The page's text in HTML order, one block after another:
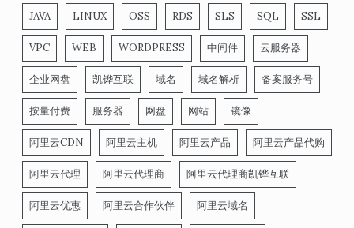
JAVA LINUX OSS RDS SLS SQL SSL
VPC WEB WORDPRESS 中间件 云服务器
企业网盘 凯铧互联 域名 域名解析 备案服务号
按量付费 服务器 网盘 网站 镜像
阿里云CDN 阿里云主机 阿里云产品 阿里云产品代购
阿里云代理 阿里云代理商 阿里云代理商凯铧互联
阿里云优惠 阿里云合作伙伴 阿里云域名